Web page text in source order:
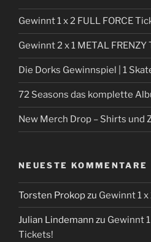
Gewinnt 1 x 2 FULL FORCE
Gewinnt 2 x 1 METAL FRENZY
Die Dorks Gewinnspiel | 1
72 Seasons das komplette
New Merch Drop – Shirts und
NEUESTE KOMMENTARE
Torsten Prokopzu Gewinnt 1 x
Julian Lindemann zu Gewinnt
Tickets!